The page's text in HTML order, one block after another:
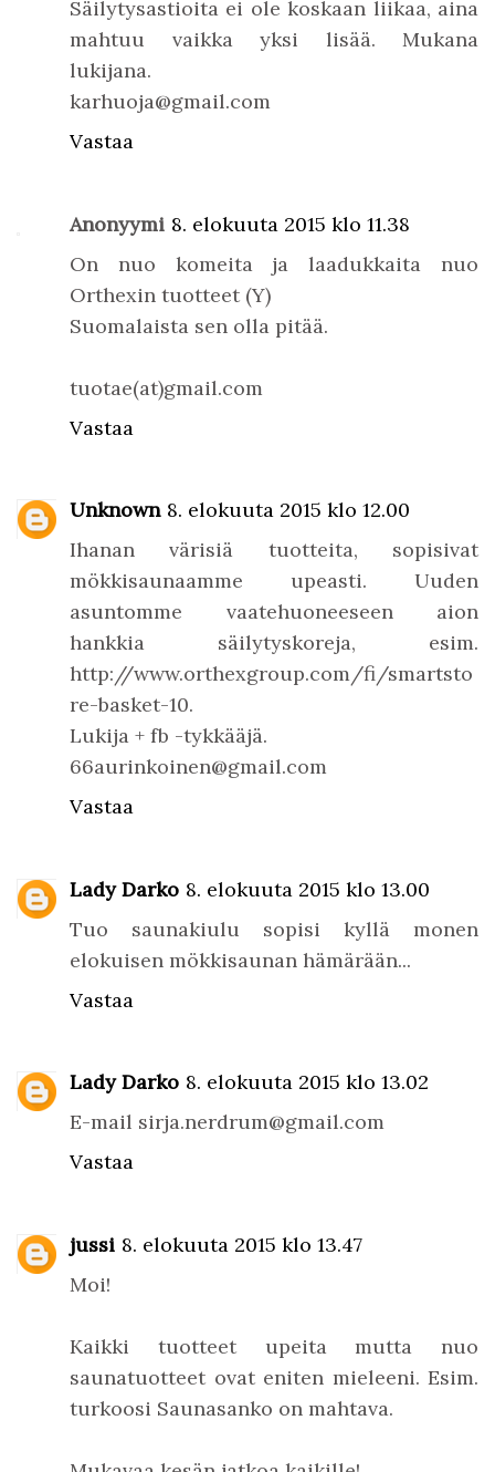
Säilytysastioita ei ole koskaan liikaa, aina
mahtuu vaikka yksi lisää. Mukana
lukijana.
karhuoja@gmail.com
Vastaa
Anonyymi 8. elokuuta 2015 klo 11.38
On nuo komeita ja laadukkaita nuo
Orthexin tuotteet (Y)
Suomalaista sen olla pitää.
tuotae(at)gmail.com
Vastaa
Unknown 8. elokuuta 2015 klo 12.00
Ihanan värisiä tuotteita, sopisivat
mökkisaunaamme upeasti. Uuden
asuntomme vaatehuoneeseen aion
hankkia säilytyskoreja, esim.
http://www.orthexgroup.com/fi/smartsto
re-basket-10.
Lukija + fb -tykkääjä.
66aurinkoinen@gmail.com
Vastaa
Lady Darko 8. elokuuta 2015 klo 13.00
Tuo saunakiulu sopisi kyllä monen
elokuisen mökkisaunan hämärään...
Vastaa
Lady Darko 8. elokuuta 2015 klo 13.02
E-mail sirja.nerdrum@gmail.com
Vastaa
jussi 8. elokuuta 2015 klo 13.47
Moi!
Kaikki tuotteet upeita mutta nuo
saunatuotteet ovat eniten mieleeni. Esim.
turkoosi Saunasanko on mahtava.